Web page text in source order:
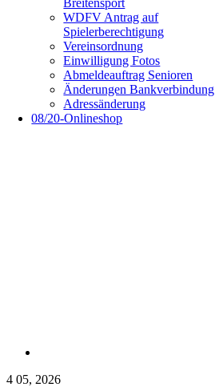
Breitensport
WDFV Antrag auf
Spielerberechtigung
Vereinsordnung
Einwilligung Fotos
Abmeldeauftrag Senioren
Änderungen Bankverbindung
Adressänderung
08/20-Onlineshop
4 05, 2026